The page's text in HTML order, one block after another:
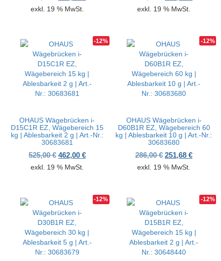
exkl. 19 % MwSt. exkl. 19 % MwSt.
-12%
OHAUS Wägebrücken i-
D15C1R EZ, Wägebereich 15
kg | Ablesbarkeit 2 g | Art.-Nr.:
30683681
525,00€ Ursprünglicher Preis war: 525,00 €
462,00 €Aktueller Preis ist: 462,00 €.
exkl. 19 % MwSt.
-12%
OHAUS Wägebrücken i-
D60B1R EZ, Wägebereich 60
kg | Ablesbarkeit 10 g | Art.-Nr.:
30683680
286,00€ Ursprünglicher
251,68€
exkl. 19 % MwSt.
-12% -12%